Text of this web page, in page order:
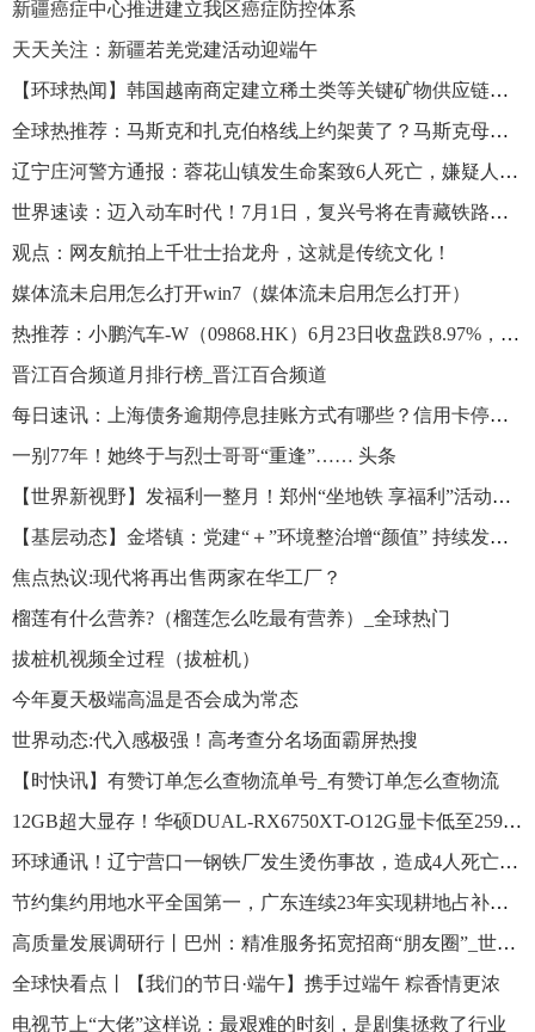
新疆癌症中心推进建立我区癌症防控体系
天天关注：新疆若羌党建活动迎端午
【环球热闻】韩国越南商定建立稀土类等关键矿物供应链合作体系
全球热推荐：马斯克和扎克伯格线上约架黄了？马斯克母亲：我取消了这场比赛
辽宁庄河警方通报：蓉花山镇发生命案致6人死亡，嫌疑人已抓获
世界速读：迈入动车时代！7月1日，复兴号将在青藏铁路上运营
观点：网友航拍上千壮士抬龙舟，这就是传统文化！
媒体流未启用怎么打开win7（媒体流未启用怎么打开）
热推荐：小鹏汽车-W（09868.HK）6月23日收盘跌8.97%，主力资金净流入106.55万港元
晋江百合频道月排行榜_晋江百合频道
每日速讯：上海债务逾期停息挂账方式有哪些？信用卡停息挂账流程是什么？ 焦点简讯
一别77年！她终于与烈士哥哥“重逢”…… 头条
【世界新视野】发福利一整月！郑州“坐地铁 享福利”活动启动
【基层动态】金塔镇：党建“＋”环境整治增“颜值” 持续发力提“气质”|世界快报
焦点热议:现代将再出售两家在华工厂？
榴莲有什么营养?（榴莲怎么吃最有营养）_全球热门
拔桩机视频全过程（拔桩机）
今年夏天极端高温是否会成为常态
世界动态:代入感极强！高考查分名场面霸屏热搜
【时快讯】有赞订单怎么查物流单号_有赞订单怎么查物流
12GB超大显存！华硕DUAL-RX6750XT-O12G显卡低至2599元 全球时讯
环球通讯！辽宁营口一钢铁厂发生烫伤事故，造成4人死亡5人受伤
节约集约用地水平全国第一，广东连续23年实现耕地占补平衡
高质量发展调研行丨巴州：精准服务拓宽招商“朋友圈”_世界快消息
全球快看点丨【我们的节日·端午】携手过端午 粽香情更浓
电视节上“大佬”这样说：最艰难的时刻，是剧集拯救了行业